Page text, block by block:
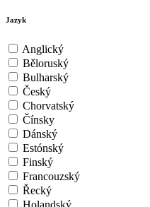
Jazyk
Anglický
Běloruský
Bulharský
Český
Chorvatský
Čínsky
Dánský
Estónský
Finský
Francouzský
Řecký
Holandský